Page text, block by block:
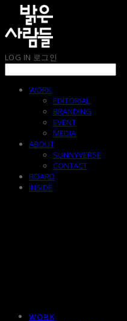
LOG IN 로그인
WORK
EDITORIAL
BRANDING
EVENT
MEDIA
ABOUT
SUNNYVERSE
CONTACT
BOARD
INSIDE
WORK